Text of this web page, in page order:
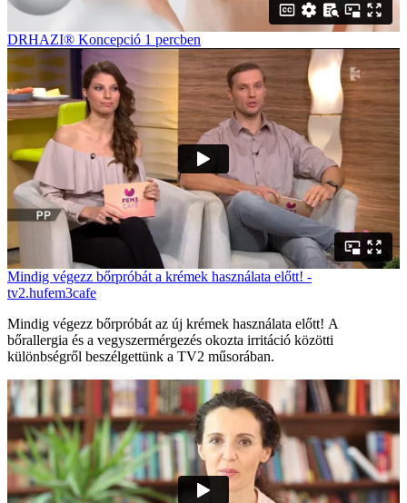
DRHAZI® Koncepció 1 percben
Mindig végezz bőrpróbát a krémek használata előtt! -
tv2.hufem3cafe
Mindig végezz bőrpróbát az új krémek használata előtt! A
bőrallergia és a vegyszermérgezés okozta irritáció közötti
különbségről beszélgettünk a TV2 műsorában.